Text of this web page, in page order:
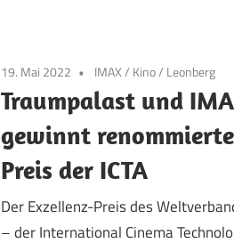
19. Mai 2022 IMAX/ Kino/ Leonberg
Traumpalast und
gewinnt
Preis der ICTA
Der Exzellenz-Preis des
– der International Cinema